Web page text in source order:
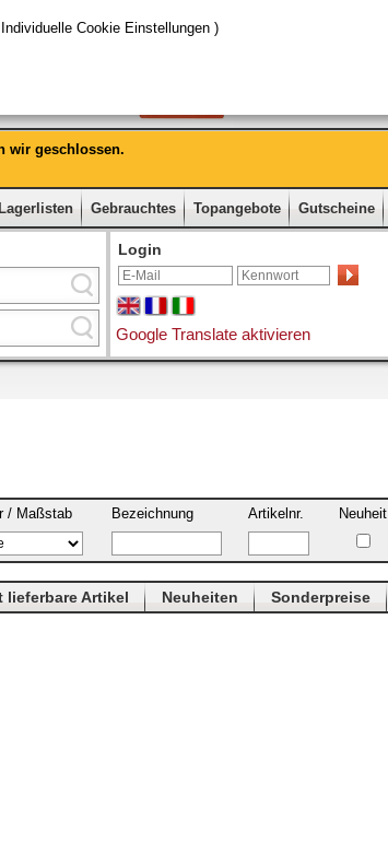
wir geschlossen.
Lagerlisten Gebrauchtes Topangebote Gutscheine
Login
Google Translate aktivieren
/ Maßstab Bezeichnung Artikelnr. Neuheit
lieferbare Artikel Neuheiten Sonderpreise
Cookie Einstellungen )